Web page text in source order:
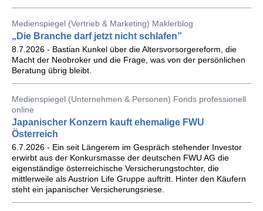
Medienspiegel (Vertrieb & Marketing) Maklerblog
„Die Branche darf jetzt nicht schlafen”
8.7.2026 - Bastian Kunkel über die Altersvorsorgereform, die
Macht der Neobroker und die Frage, was von der persönlichen
Beratung übrig bleibt.
Medienspiegel (Unternehmen & Personen) Fonds professionell
online
Japanischer Konzern kauft ehemalige FWU
Österreich
6.7.2026 - Ein seit Längerem im Gespräch stehender Investor
erwirbt aus der Konkursmasse der deutschen FWU AG die
eigenständige österreichische Versicherungstochter, die
mittlerweile als Austrion Life Gruppe auftritt. Hinter den Käufern
steht ein japanischer Versicherungsriese.